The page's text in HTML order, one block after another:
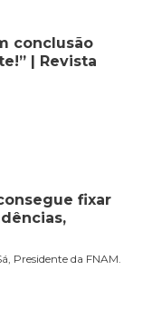
conclusão
| Revista
fixar
Presidente da FNAM.